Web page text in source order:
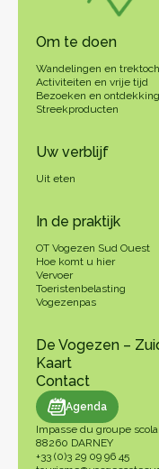
Om te doen
Wandelingen en
Activiteiten en vrije tijd
Bezoeken en
Streekproducten
Uw verblijf
Uit eten
In de praktijk
OT Vogezen Sud Ouest
Hoe komt u hier
Vervoer
Toeristenbelasting
Vogezenpas
De Vogezen –
Kaart
Contact
Agenda
Impasse du groupe
88260 DARNEY
+33 (0)3 29 09 96 45